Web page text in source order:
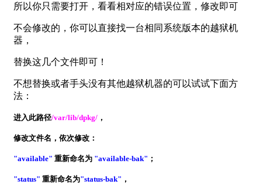
所以你只需要打开，看看相对应的错误位置，修改即可
不会修改的，你可以直接找一台相同系统版本的越狱机
器，
替换这几个文件即可！
不想替换或者手头没有其他越狱机器的可以试试下面方
法：
进入此路径/var/lib/dpkg/ ，
修改文件名，依次修改：
"available" 重新命名为 "available-bak" ；
"status" 重新命名为"status-bak" ，